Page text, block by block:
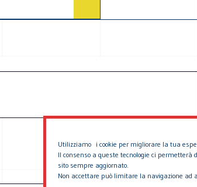
Utilizziamo i cookie per migliorare la tua
Il consenso a queste tecnologie ci permetterà
sito sempre aggiornato.
Non accettare può limitare la navigazione ad